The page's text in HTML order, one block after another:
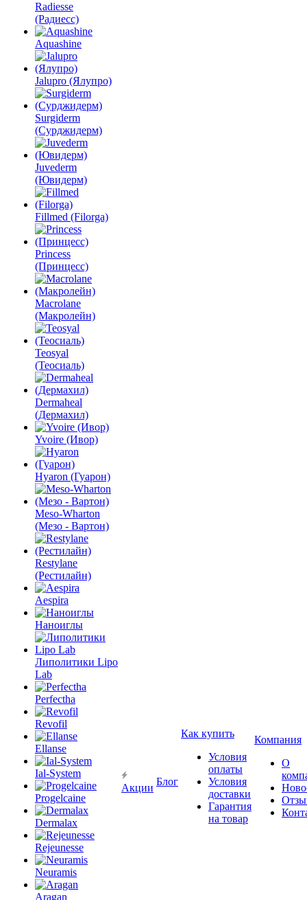
Radiesse
(Радиесс)
Aquashine
Jalupro (Ялупро)
Surgiderm
(Сурджидерм)
Juvederm
(Ювидерм)
Fillmed (Filorga)
Princess
(Принцесс)
Macrolane
(Макролейн)
Teosyal
(Теосиаль)
Dermaheal
(Дермахил)
Yvoire (Ивор)
Hyaron (Гуарон)
Meso-Wharton
(Мезо - Вартон)
Restylane
(Рестилайн)
Aespira
Наноиглы
Липолитики Lipo
Lab
Perfectha
Revofil
Ellanse
Ial-System
Progelcaine
Dermalax
Rejeunesse
Neuramis
Aragan
Акции
Блог
Как купить
Условия
оплаты
Условия
доставки
Гарантия
на товар
Компания
О